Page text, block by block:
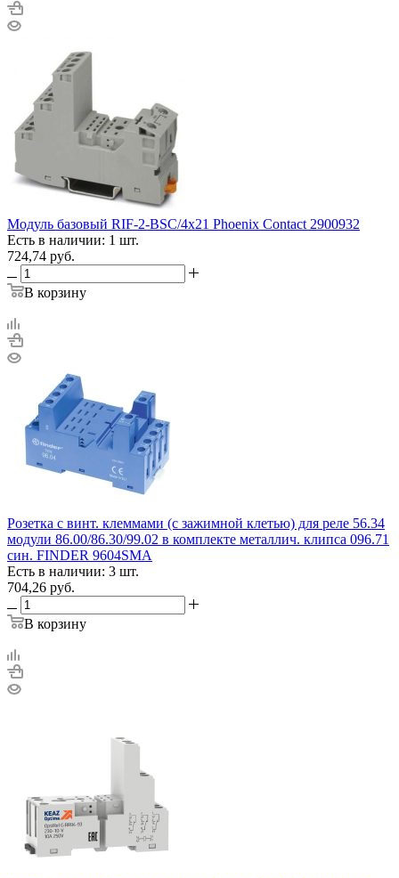
Модуль базовый RIF-2-BSC/4х21 Phoenix Contact 2900932
Есть в наличии: 1 шт.
724,74 руб.
В корзину
Розетка с винт. клеммами (с зажимной клетью) для реле 56.34
модули 86.00/86.30/99.02 в комплекте металлич. клипса 096.71
син. FINDER 9604SMA
Есть в наличии: 3 шт.
704,26 руб.
В корзину